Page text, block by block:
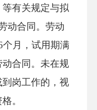
有关规定与拟
动合同。劳动
月，试用期满
合同。未在规
岗工作的，视
。